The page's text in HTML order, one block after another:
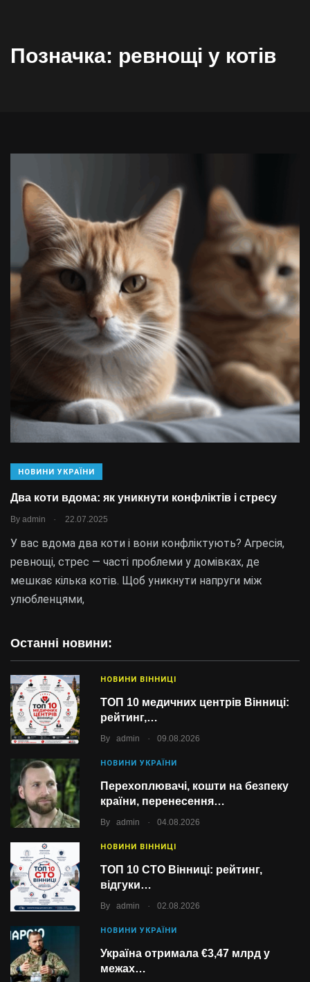
Позначка: ревнощі у котів
НОВИНИ УКРАЇНИ
Два коти вдома: як уникнути конфліктів і стресу
By admin . 22.07.2025
У вас вдома два коти і вони конфліктують? Агресія,
ревнощі, стрес — часті проблеми у домівках, де
мешкає кілька котів. Щоб уникнути напруги між
улюбленцями,
Останні новини:
НОВИНИ ВІННИЦІ
ТОП 10 медичних центрів Вінниці:
рейтинг,…
By admin . 09.08.2026
НОВИНИ УКРАЇНИ
Перехоплювачі, кошти на безпеку
країни, перенесення…
By admin . 04.08.2026
НОВИНИ ВІННИЦІ
ТОП 10 СТО Вінниці: рейтинг,
відгуки…
By admin . 02.08.2026
НОВИНИ УКРАЇНИ
Україна отримала €3,47 млрд у
межах…